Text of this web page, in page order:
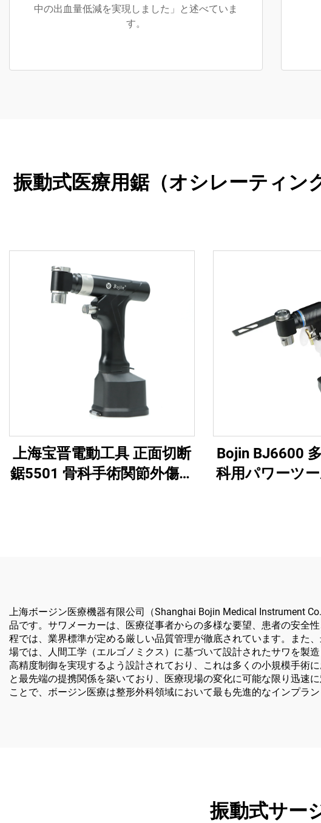
中の出血量低減を実現しました」と述べていま
す。
振動式医療用鋸（オシレーティン
上海宝晋電動工具 正面切断
鋸5501 骨科手術関節外傷用
Bojin BJ6600
科用パワーツ
上海ボージン医療機器有限公司（Shanghai Bojin Medical Instrument
品です。サワメーカーは、医療従事者からの多様な要望、患者の安全
程では、業界標準が定める厳しい品質管理が徹底されています。また
場では、人間工学（エルゴノミクス）に基づいて設計されたサワを製
高精度制御を実現するよう設計されており、これは多くの小規模手術
と最先端の提携関係を築いており、医療現場の変化に可能な限り迅速
ことで、ボージン医療は整形外科領域において最も先進的なインプラ
振動式サー